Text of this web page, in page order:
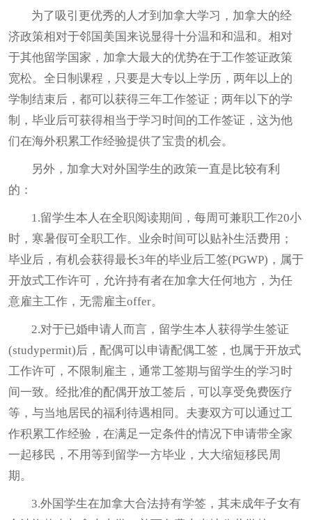
为了吸引更优秀的人才到加拿大学习，加拿大的经
济政策相对于邻国美国来说显得十分温和和温和。相对
于其他留学国家，加拿大最大的优势在于工作签证政策
宽松。全日制课程，只要是大专以上学历，两年以上的
学制结束后，都可以获得三年工作签证；两年以下的学
制，毕业后可获得相当于学习时间的工作签证，这为他
们在海外积累工作经验提供了宝贵的机会。
另外，加拿大对外国学生的政策一直是比较有利
的：
1.留学生本人在全职阅读期间，每周可兼职工作20小
时，寒暑假可全职工作。业余时间可以贴补生活费用；
毕业后，有机会获得最长3年的毕业后工签(PGWP)，属于
开放式工作许可，允许持有者在加拿大任何地方，为任
意雇主工作，无需雇主offer。
2.对于已婚申请人而言，留学生本人获得学生签证
(studypermit)后，配偶可以申请配偶工签，也属于开放式
工作许可，不限制雇主，通常工签期与留学生的学习时
间一致。经批准的配偶开放工签后，可以享受免费医疗
等，与当地居民的福利待遇相同。夫妻双方可以通过工
作积累工作经验，在满足一定条件的情况下申请带全家
一起移民，不用等到留学一方毕业，大大缩短移民周
期。
3.外国学生在加拿大合法持有学签，其未成年子女有